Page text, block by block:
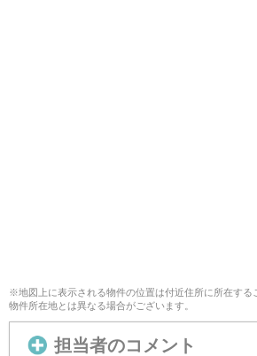
※地図上に表示される物件の位置は付近住所に所在する
物件所在地とは異なる場合がございます。
担当者のコメント